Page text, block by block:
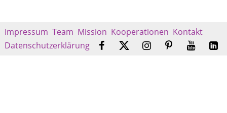
Impressum Team Mission Kooperationen Kontakt
Datenschutzerklärung